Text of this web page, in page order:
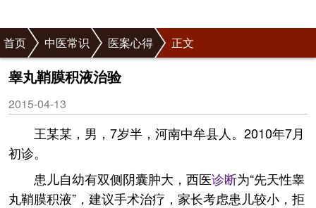
首页 中医常识 医案心得 正文
睾丸鞘膜积液治验
2015-04-13
王某某，男，7岁半，河南中牟县人。2010年7月
初诊。
患儿自幼有双侧阴囊肿大，西医诊断为“先天性睾
丸鞘膜积液”，建议手术治疗，家长考虑患儿较小，拒